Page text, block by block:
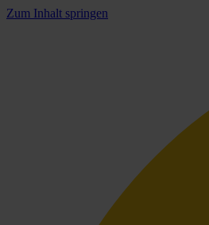
Zum Inhalt springen